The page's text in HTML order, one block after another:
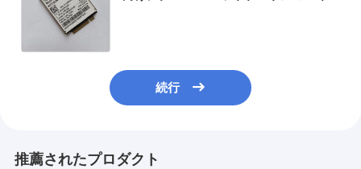
続行
推薦されたプロダクト